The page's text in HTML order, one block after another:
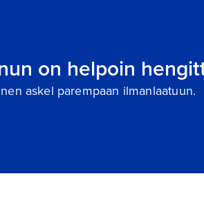
on helpoin
askel parempaan ilmanlaatuun.